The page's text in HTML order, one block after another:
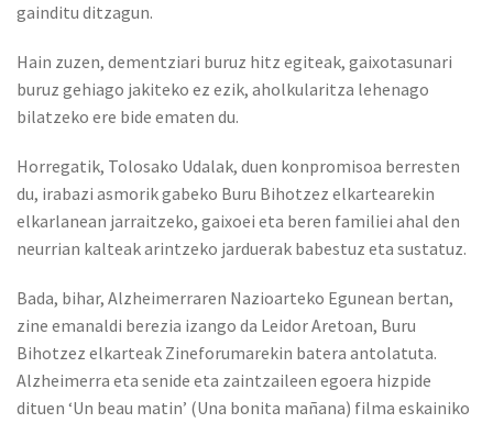
gainditu ditzagun.
Hain zuzen, dementziari buruz hitz egiteak, gaixotasunari
buruz gehiago jakiteko ez ezik, aholkularitza lehenago
bilatzeko ere bide ematen du.
Horregatik, Tolosako Udalak, duen konpromisoa berresten
du, irabazi asmorik gabeko Buru Bihotzez elkartearekin
elkarlanean jarraitzeko, gaixoei eta beren familiei ahal den
neurrian kalteak arintzeko jarduerak babestuz eta sustatuz.
Bada, bihar, Alzheimerraren Nazioarteko Egunean bertan,
zine emanaldi berezia izango da Leidor Aretoan, Buru
Bihotzez elkarteak Zineforumarekin batera antolatuta.
Alzheimerra eta senide eta zaintzaileen egoera hizpide
dituen ‘Un beau matin’ (Una bonita mañana) filma eskainiko